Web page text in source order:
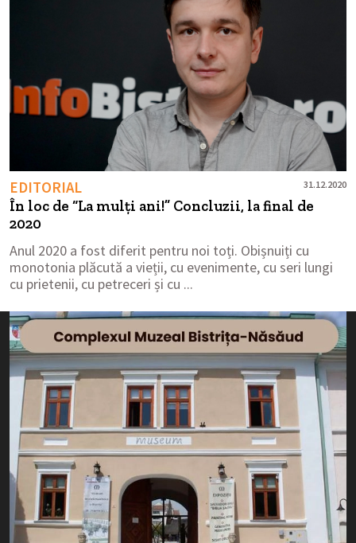
EDITORIAL 31.12.2020
În loc de “La mulți ani!” Concluzii, la final de
2020
Anul 2020 a fost diferit pentru noi toți. Obișnuiți cu
monotonia plăcută a vieții, cu evenimente, cu seri lungi
cu prietenii, cu petreceri și cu ...